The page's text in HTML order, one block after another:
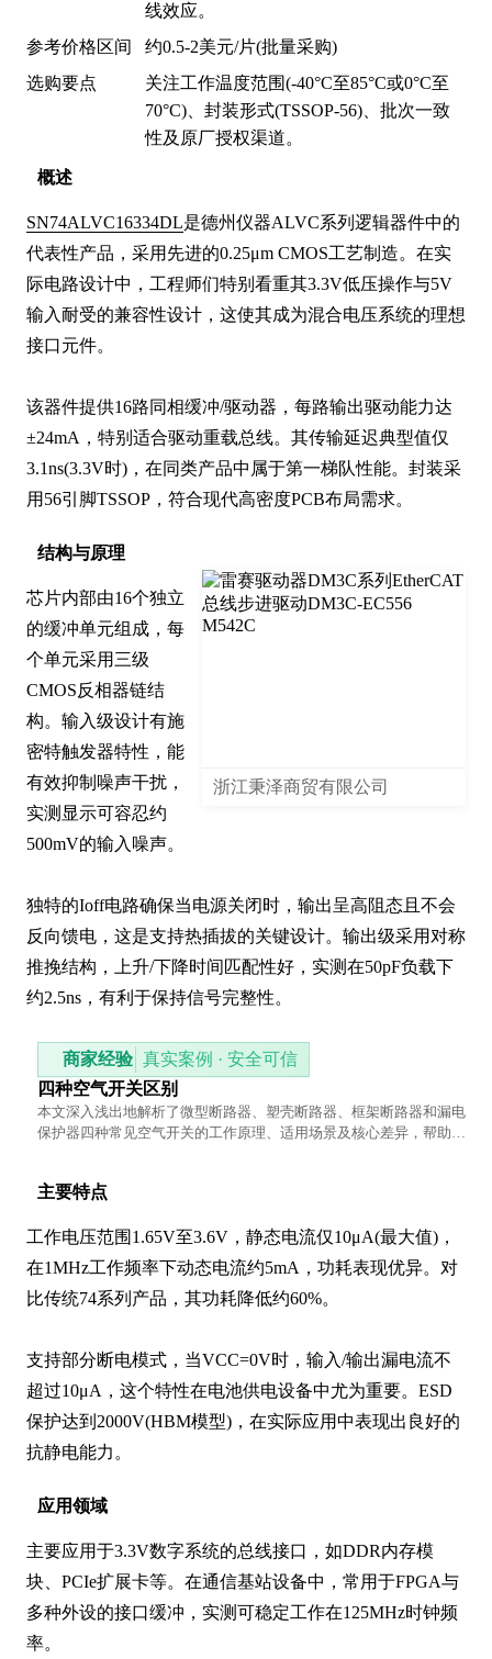
概述
SN74ALVC16334DL是德州仪器ALVC系列逻辑器件中的
代表性产品，采用先进的0.25μm CMOS工艺制造。在实
际电路设计中，工程师们特别看重其3.3V低压操作与5V
输入耐受的兼容性设计，这使其成为混合电压系统的理想
接口元件。
该器件提供16路同相缓冲/驱动器，每路输出驱动能力达
±24mA，特别适合驱动重载总线。其传输延迟典型值仅
3.1ns(3.3V时)，在同类产品中属于第一梯队性能。封装采
用56引脚TSSOP，符合现代高密度PCB布局需求。
结构与原理
浙江秉泽商贸有限公司
芯片内部由16个独立
的缓冲单元组成，每
个单元采用三级
CMOS反相器链结
构。输入级设计有施
密特触发器特性，能
有效抑制噪声干扰，
实测显示可容忍约
500mV的输入噪声。
独特的Ioff电路确保当电源关闭时，输出呈高阻态且不会
反向馈电，这是支持热插拔的关键设计。输出级采用对称
推挽结构，上升/下降时间匹配性好，实测在50pF负载下
约2.5ns，有利于保持信号完整性。
商家经验 真实案例 · 安全可信
四种空气开关区别
本文深入浅出地解析了微型断路器、塑壳断路器、框架断路器和漏电
保护器四种常见空气开关的工作原理、适用场景及核心差异，帮助读
主要特点
工作电压范围1.65V至3.6V，静态电流仅10μA(最大值)，
在1MHz工作频率下动态电流约5mA，功耗表现优异。对
比传统74系列产品，其功耗降低约60%。
支持部分断电模式，当VCC=0V时，输入/输出漏电流不
超过10μA，这个特性在电池供电设备中尤为重要。ESD
保护达到2000V(HBM模型)，在实际应用中表现出良好的
抗静电能力。
应用领域
主要应用于3.3V数字系统的总线接口，如DDR内存模
块、PCIe扩展卡等。在通信基站设备中，常用于FPGA与
多种外设的接口缓冲，实测可稳定工作在125MHz时钟频
率。
线效应。
参考价格区间
约0.5-2美元/片(批量采购)
选购要点
关注工作温度范围(-40°C至85°C或0°C至
70°C)、封装形式(TSSOP-56)、批次一致
性及原厂授权渠道。